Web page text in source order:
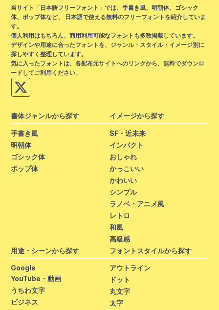
当サイト「日本語フリーフォント」では、手書き風、明朝体、ゴシック
体、ポップ体など、 日本語で使える無料のフリーフォントを紹介していま
す。
個人利用はもちろん、商用利用可能なフォントも多数掲載しています。
デザインや用途に合ったフォントを、ジャンル・スタイル・イメージ別に
探しやすく整理しています。
気に入ったフォントは、各配布元サイトへのリンクから、無料でダウンロ
ードしてご利用ください。
書体ジャンルから探す
手書き風
明朝体
ゴシック体
ポップ体
イメージから探す
SF・近未来
インパクト
おしゃれ
かっこいい
かわいい
シンプル
ラノベ・アニメ風
レトロ
和風
高級感
用途・シーンから探す
Google
YouTube・動画
うちわ文字
ビジネス
フォントスタイルから探す
アウトライン
ドット
丸文字
太字